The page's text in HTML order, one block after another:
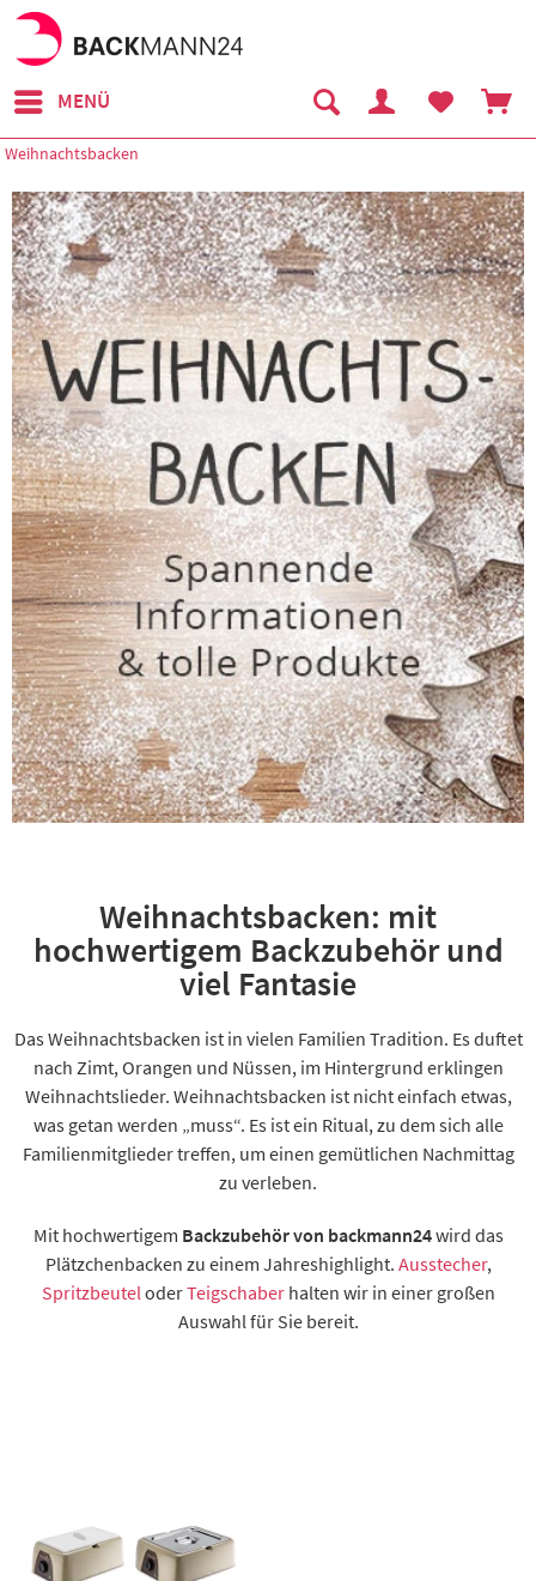
MENÜ
Weihnachtsbacken
Weihnachtsbacken: mit
hochwertigem Backzubehör und
viel Fantasie
Das Weihnachtsbacken ist in vielen Familien Tradition. Es duftet
nach Zimt, Orangen und Nüssen, im Hintergrund erklingen
Weihnachtslieder. Weihnachtsbacken ist nicht einfach etwas,
was getan werden „muss“. Es ist ein Ritual, zu dem sich alle
Familienmitglieder treffen, um einen gemütlichen Nachmittag
zu verleben.
Mit hochwertigem Backzubehör von backmann24wird das
Plätzchenbacken zu einem Jahreshighlight. Ausstecher,
Spritzbeutel oderTeigschaberhalten wir in einer großen
Auswahl für Sie bereit.